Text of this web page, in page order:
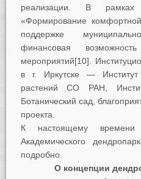
реализации. В рамках
«Формирование
поддержке
финансовая
мероприятий[10].
в г. Иркутске —
растений СО РАН,
Ботанический сад,
проекта.
К настоящему времени
Академического
подробно.
О концепции